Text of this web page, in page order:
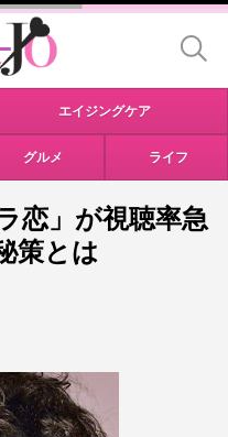
エイジングケア
グルメ ライフ
恋」が視聴率急
策とは